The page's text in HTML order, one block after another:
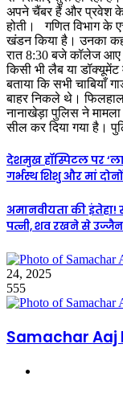
अपने चैंबर हैं और प्रवेश के
होती। गणित विभाग के
खंडन किया है। उनका
रात 8:30 बजे कॉलेज आए
किसी भी लैब या
बताया कि सभी चाबियाँ
बाहर निकले थे।
नानाखेड़ा पुलिस ने
सील कर दिया गया है।
देशमुख हॉस्पिटल पर
गर्भस्थ शिशु और मां
अमानवीयता की इंतेहा!
पत्नी, शव रखने से
24, 2025
555
Samachar Aaj